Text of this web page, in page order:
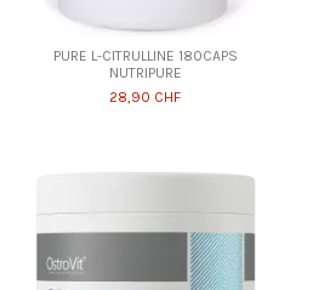
PURE L-CITRULLINE 180CAPS
NUTRIPURE
28,90 CHF